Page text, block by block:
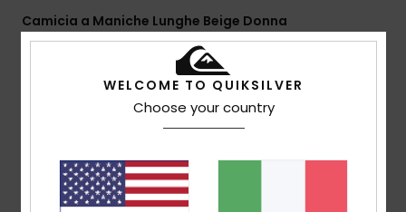
Camicia a Maniche Lunghe Beige Donna
Codice colore
Caratteristiche
100% popeline di cotone [110 g/m2]
Collo:collo alla coreana con chiusura a bottoni
Lavaggio:lavaggio in capo e con ammorbidente
WELCOME TO QUIKSILVER
Choose your country